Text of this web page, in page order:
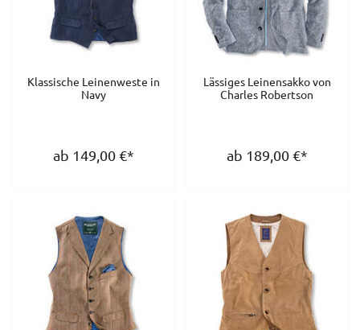
Klassische Leinenweste in
Navy
ab 149,00€*
Lässiges Leinensakko von
Charles Robertson
ab 189,00€*